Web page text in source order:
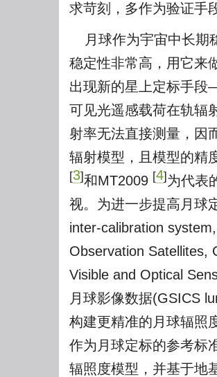
求苛刻，多作为验证手
月球作为宇宙中长期
稳定性非常高，用它来
出现新的星上定标手
可见光遥感载荷在轨辐
射率无法直接测量，因
辐射模型，且模型的精
[3]和MT2009 [4] 为代表
视。为进一步提高月球
inter-calibration
Observation Satellites,
Visible and Optical
月球影像数据(GSICS
构建更精准的月球辐照
作为月球定标的参考标
辐照度模型，并基于地